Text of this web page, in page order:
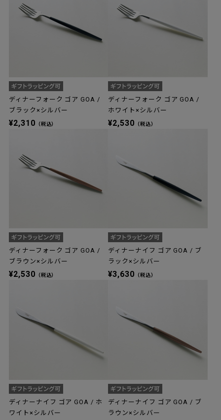
ディナーフォーク ゴア GOA /
ブラック×シルバー
¥2,310 （税込）
ディナーフォーク ゴア GOA /
ホワイト×シルバー
¥2,530 （税込）
ディナーフォーク ゴア GOA /
ブラウン×シルバー
¥2,530 （税込）
ディナーナイフ ゴア GOA / ブ
ラック×シルバー
¥3,630 （税込）
ディナーナイフ ゴア GOA / ホ
ワイト×シルバー
ディナーナイフ ゴア GOA / ブ
ラウン×シルバー